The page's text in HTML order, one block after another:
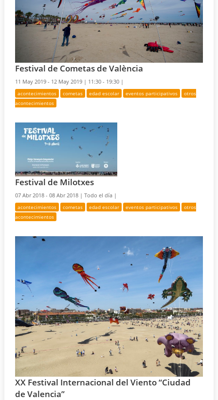
Festival de Cometas de València
11 May 2019 - 12 May 2019 | 11:30 - 19:30 |
acontecimientos cometas edad escolar eventos participativos
otros
acontecimientos
Festival de Milotxes
07 Abr 2018 - 08 Abr 2018 |Todo el día |
acontecimientos cometas edad escolar eventos participativos
otros
acontecimientos
XX Festival Internacional del Viento “Ciudad
de Valencia”